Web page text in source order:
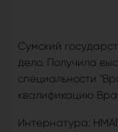
Сумский
дело. Получила
специальности
квалификацию
Интернатура: